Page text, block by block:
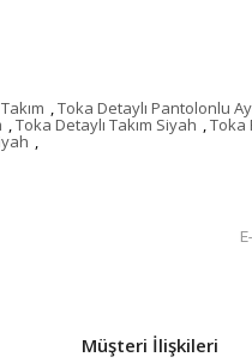
,Toka Detaylı Pantolonlu
,Toka Detaylı Takım Siyah ,Toka
,
Müşteri İlişkileri